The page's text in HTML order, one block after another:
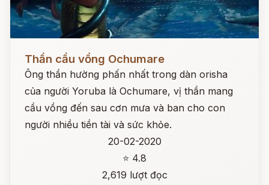
Đọc ngay
Thần cầu vồng Ochumare
Ông thần hường phấn nhất trong dàn orisha
của người Yoruba là Ochumare, vị thần mang
cầu vồng đến sau cơn mưa và ban cho con
người nhiều tiền tài và sức khỏe.
20-02-2020
⭐ 4.8
2,619 lượt đọc